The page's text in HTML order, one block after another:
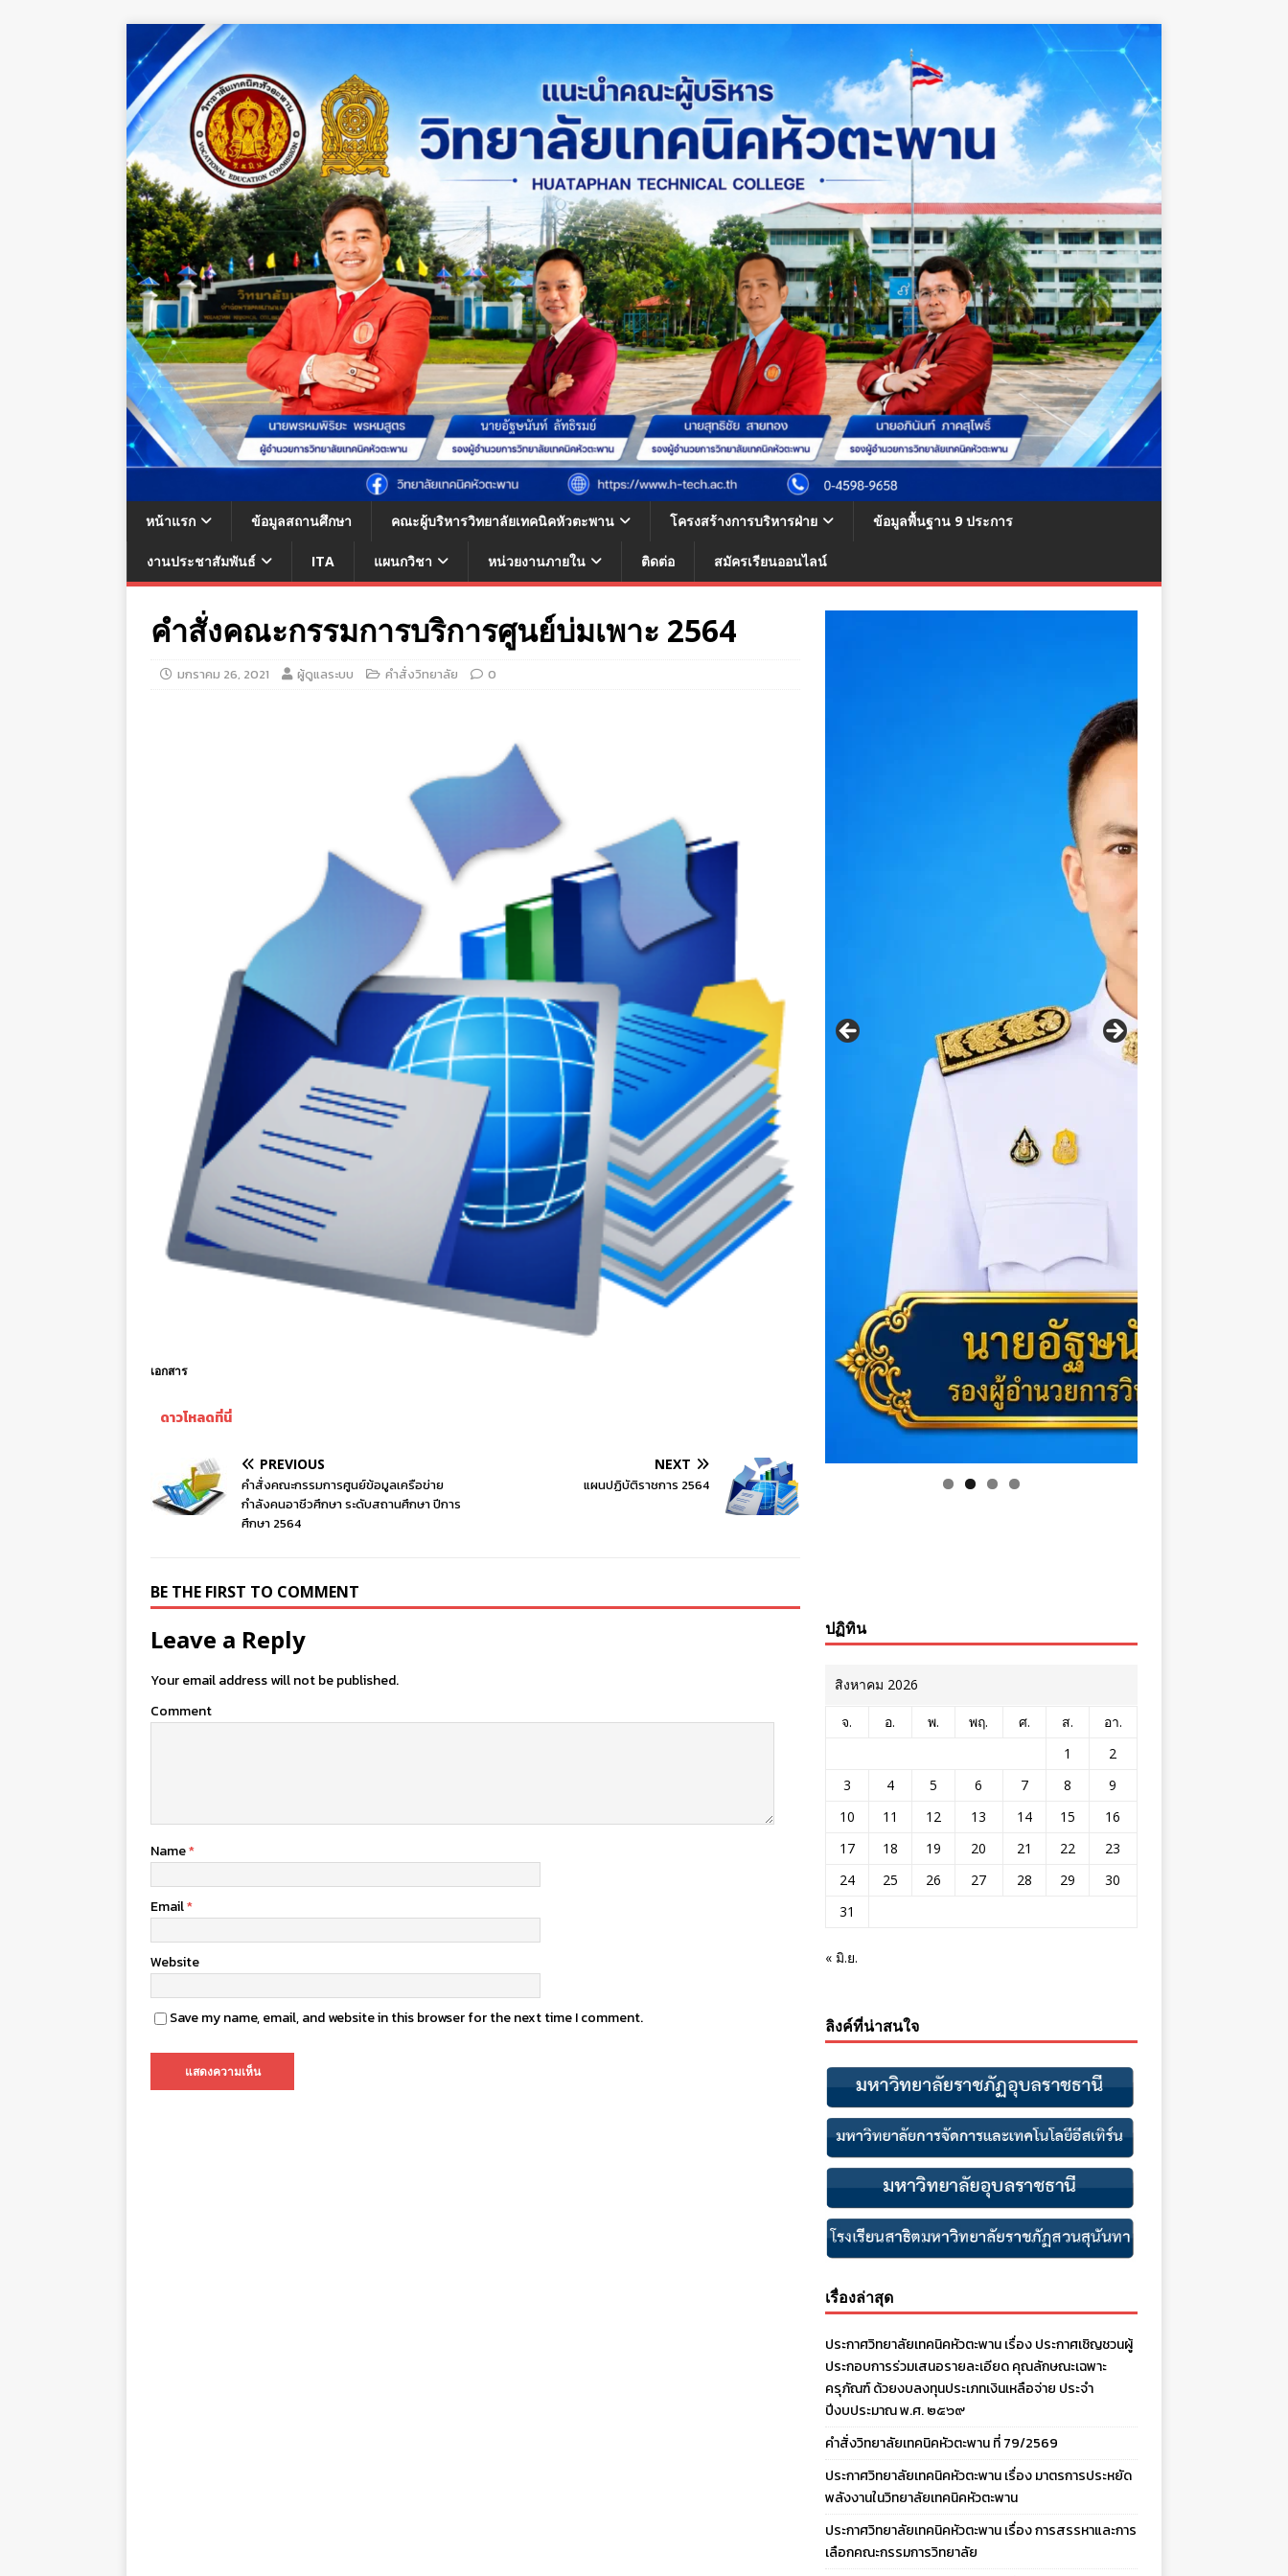
หน้าแรก ข้อมูลสถานศึกษา คณะผู้บริหารวิทยาลัยเทคนิคหัวตะพาน โครงสร้างการบริหารฝ่าย ข้อมูลพื้นฐาน 9 ประการ
งานประชาสัมพันธ์ ITA แผนกวิชา หน่วยงานภายใน ติดต่อ สมัครเรียนออนไลน์
คำสั่งคณะกรรมการบริการศูนย์บ่มเพาะ 2564
มกราคม 26, 2021 ผู้ดูแลระบบ คำสั่งวิทยาลัย 0
เอกสาร
ดาวโหลดที่นี่
PREVIOUS
คำสั่งคณะกรรมการศูนย์ข้อมูลเครือข่าย
กำลังคนอาชีวศึกษา ระดับสถานศึกษา ปีการ
ศึกษา 2564
NEXT
แผนปฏิบัติราชการ 2564
BE THE FIRST TO COMMENT
Leave a Reply
Your email address will not be published.
Comment
Name*
Email*
Website
Save my name, email, and website in this browser for the next time I comment.
ปฏิทิน
สิงหาคม 2026
จ. อ. พ. พฤ. ศ. ส.
อา.
1
2
3
4 5 6 7 8
9
10
11 12 13 14 15
16
17
18 19 20 21 22
23
24
25 26 27 28 29
30
31
« มิ.ย.
ลิงค์ที่น่าสนใจ
เรื่องล่าสุด
ประกาศวิทยาลัยเทคนิคหัวตะพาน เรื่อง ประกาศเชิญชวนผู้
ประกอบการร่วมเสนอรายละเอียด คุณลักษณะเฉพาะ
ครุภัณฑ์ ด้วยงบลงทุนประเภทเงินเหลือจ่าย ประจํา
ปีงบประมาณ พ.ศ. ๒๕๖๙
คำสั่งวิทยาลัยเทคนิคหัวตะพาน ที่ 79/2569
ประกาศวิทยาลัยเทคนิคหัวตะพาน เรื่อง มาตรการประหยัด
พลังงานในวิทยาลัยเทคนิคหัวตะพาน
ประกาศวิทยาลัยเทคนิคหัวตะพาน เรื่อง การสรรหาและการ
เลือกคณะกรรมการวิทยาลัย